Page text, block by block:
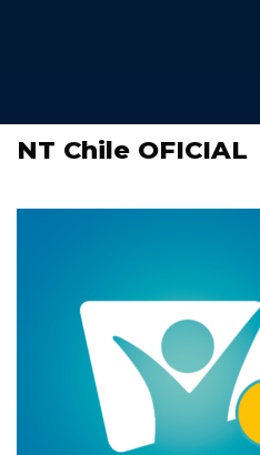
NT Chile OFICIAL